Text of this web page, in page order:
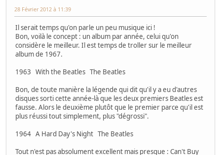
28 Février 2012 à 11:39
Il serait temps qu'on parle un peu musique ici !
Bon, voilà le concept : un album par année, celui qu'on
considère le meilleur. Il est temps de troller sur le meilleur
album de 1967.
1963 With the Beatles The Beatles
Bon, de toute manière la légende qui dit qu'il y a eu d'autres
disques sorti cette année-là que les deux premiers Beatles est
fausse. Alors le deuxième plutôt que le premier parce qu'il est
plus réussi tout simplement, plus "dégrossi".
1964 A Hard Day's Night The Beatles
Tout n'est pas absolument excellent mais presque : Can't Buy